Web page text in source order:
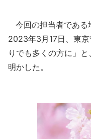
今回の担当者である
2023年3月17日、東
りでも多くの方に」
明かした。